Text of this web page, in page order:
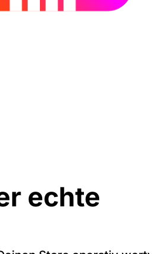
echte